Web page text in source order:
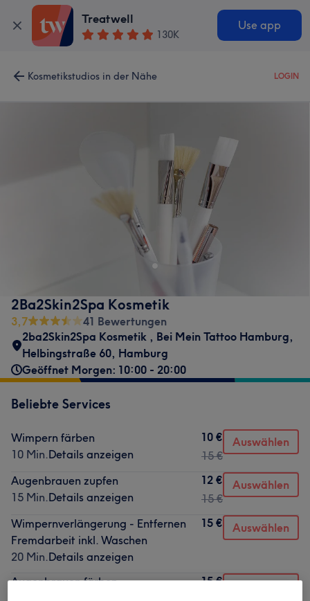
Treatwell
130K
Use app
Kosmetikstudios in der Nähe LOGIN
2Ba2Skin2Spa Kosmetik
3,7
41 Bewertungen
2ba2Skin2Spa Kosmetik , Bei Mein Tattoo Hamburg,
Helbingstraße 60, Hamburg
Geöffnet Morgen: 10:00 - 20:00
Beliebte Services
Wimpern färben
10 Min.Details anzeigen
10 €
15 €
Auswählen
Augenbrauen zupfen
15 Min.Details anzeigen
12 €
15 €
Auswählen
Wimpernverlängerung - Entfernen
Fremdarbeit inkl. Waschen
20 Min.Details anzeigen
15 € Auswählen
Augenbrauen färben
15 €